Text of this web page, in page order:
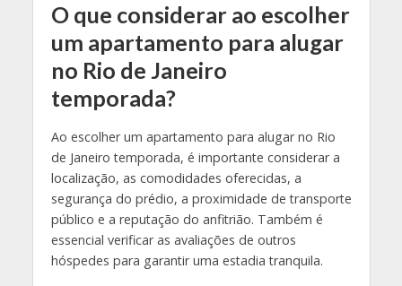
O que considerar ao escolher
um apartamento para alugar
no Rio de Janeiro
temporada?
Ao escolher um apartamento para alugar no Rio
de Janeiro temporada, é importante considerar a
localização, as comodidades oferecidas, a
segurança do prédio, a proximidade de transporte
público e a reputação do anfitrião. Também é
essencial verificar as avaliações de outros
hóspedes para garantir uma estadia tranquila.